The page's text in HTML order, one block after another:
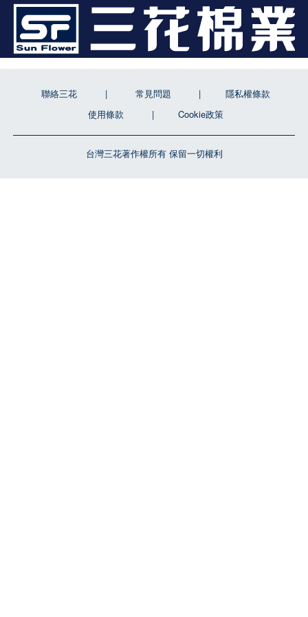
台灣三花著作權所有 保留一切權利
聯絡三花 常見問題
隱私權條款
使用條款
Cookie政策